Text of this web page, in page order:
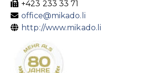
+423 233 33 71
office@mikado.li
http://www.mikado.li